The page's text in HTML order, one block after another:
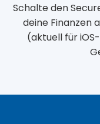
Schalte den
deine Finanzen
(aktuell für